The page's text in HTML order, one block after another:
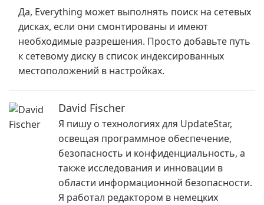
Да, Everything может выполнять поиск на сетевых
дисках, если они смонтированы и имеют
необходимые разрешения. Просто добавьте путь
к сетевому диску в список индексированных
местоположений в настройках.
David Fischer
Я пишу о технологиях для UpdateStar,
освещая программное обеспечение,
безопасность и конфиденциальность, а
также исследования и инновации в
области информационной безопасности.
Я работал редактором в немецких